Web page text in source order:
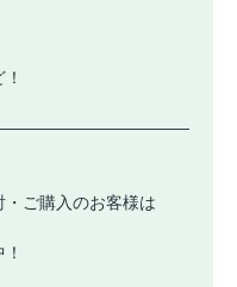
ご購入のお客様は